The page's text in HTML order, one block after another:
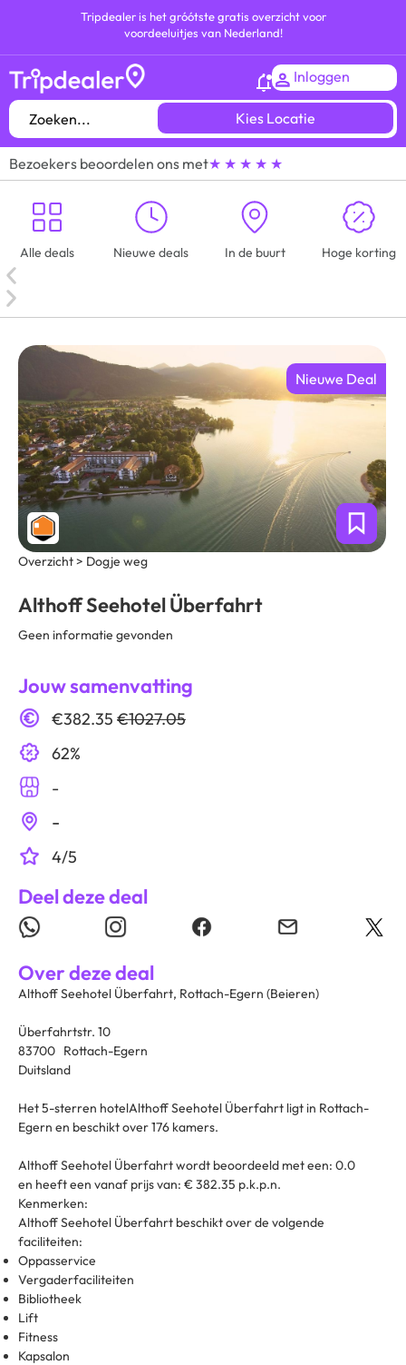
Tripdealer is het gróótste gratis overzicht voor
voordeeluitjes van Nederland!
Inloggen
Kies Locatie
Bezoekers beoordelen ons met★ ★ ★ ★ ★
Alle deals Nieuwe deals In de buurt Hoge korting
Nieuwe Deal
Overzicht > Dogje weg
Althoff Seehotel Überfahrt
Geen informatie gevonden
Jouw samenvatting
€382.35 €1027.05
62%
-
-
4/5
Deel deze deal
Over deze deal
Althoff Seehotel Überfahrt, Rottach-Egern (Beieren)
Überfahrtstr. 10
83700 Rottach-Egern
Duitsland
Het 5-sterren hotelAlthoff Seehotel Überfahrt ligt in Rottach-
Egern en beschikt over 176 kamers.
Althoff Seehotel Überfahrt wordt beoordeeld met een: 0.0
en heeft een vanaf prijs van: € 382.35 p.k.p.n.
Kenmerken:
Althoff Seehotel Überfahrt beschikt over de volgende
faciliteiten:
Oppasservice
Vergaderfaciliteiten
Bibliotheek
Lift
Fitness
Kapsalon